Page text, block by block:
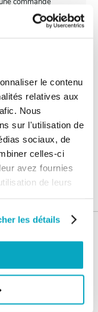
le contenu
relatives aux
Nous
sur l'utilisation de
sociaux, de
celles-ci
avez fournies
de leurs
les détails
en
frais